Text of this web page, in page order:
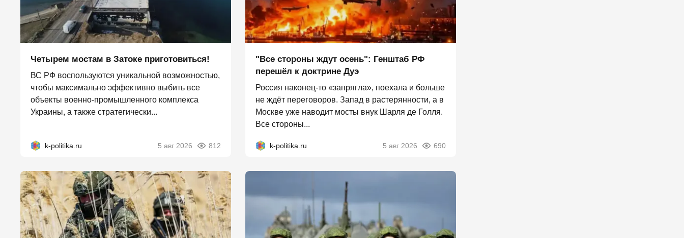
Четырем мостам в Затоке приготовиться!
ВС РФ воспользуются уникальной возможностью,
чтобы максимально эффективно выбить все
объекты военно-промышленного комплекса
Украины, а также стратегически...
k-politika.ru 5 авг 2026 812
"Все стороны ждут осень": Генштаб РФ
перешёл к доктрине Дуэ
Россия наконец-то «запрягла», поехала и больше
не ждёт переговоров. Запад в растерянности, а в
Москве уже наводит мосты внук Шарля де Голля.
Все стороны...
k-politika.ru 5 авг 2026 690